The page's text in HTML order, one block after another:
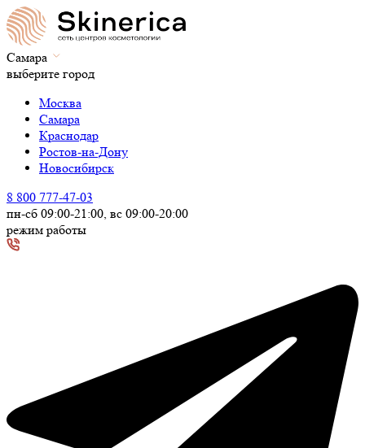
Самара
выберите город
Москва
Самара
Краснодар
Ростов-на-Дону
Новосибирск
8 800 777-47-03
пн-сб 09:00-21:00, вс 09:00-20:00
режим работы